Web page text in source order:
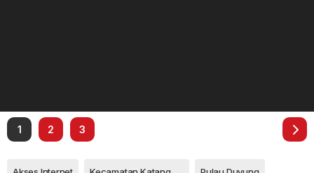
1 2 3